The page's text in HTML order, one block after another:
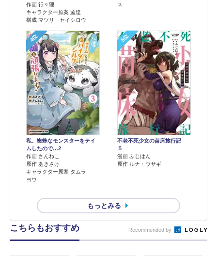
作画 行々狸
キャラクター原案 孟達
構成 マツリ セイシロウ
ス
4位
私、蜘蛛なモンスターをテイ
ムしたので…2
作画 さんねこ
原作 あきさけ
キャラクター原案 タムラ
ヨウ
5位
不老不死少女の苗床旅行記
５
漫画 ふじはん
原作 ルナ・ウサギ
もっとみる
こちらもおすすめ Recommended by